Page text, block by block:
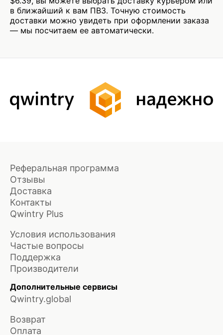
в ближайший к вам ПВЗ. Точную стоимость
доставки можно увидеть при оформлении заказа
— мы посчитаем ее автоматически.
Реферальная программа
Отзывы
Доставка
Контакты
Qwintry Plus
Условия использования
Частые вопросы
Поддержка
Производители
Дополнительные сервисы
Qwintry.global
Возврат
Оплата